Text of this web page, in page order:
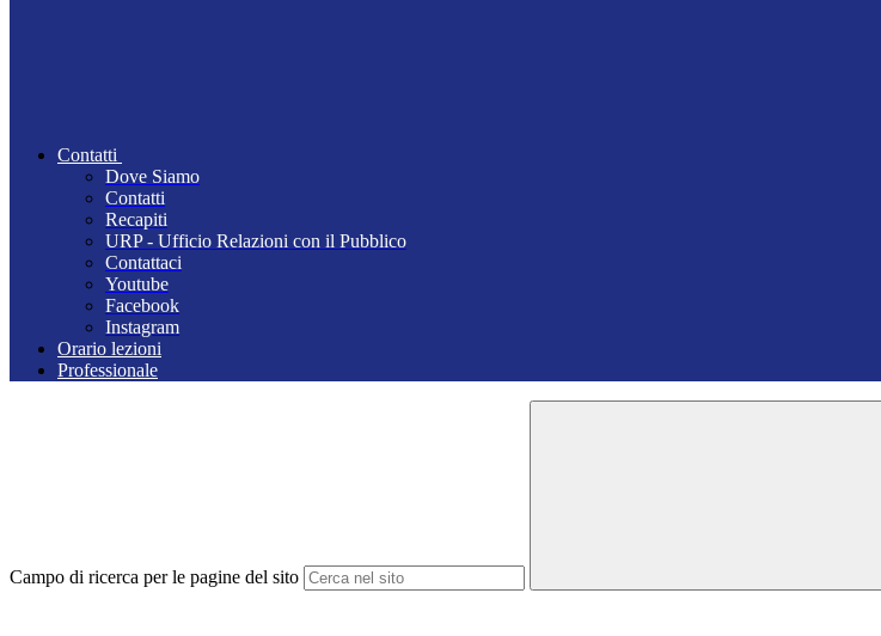
Contatti
Dove Siamo
Contatti
Recapiti
URP - Ufficio Relazioni con il Pubblico
Contattaci
Youtube
Facebook
Instagram
Orario lezioni
Professionale
Campo di ricerca per le pagine del sito